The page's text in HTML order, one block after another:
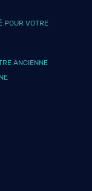
POUR VOTRE
ANCIENNE